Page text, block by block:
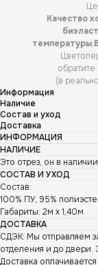
Качество
(в
Информация
Наличие
Состав и уход
Доставка
ИНФОРМАЦИЯ
НАЛИЧИЕ
Это отрез, он в
СОСТАВ И УХОД
Состав:
100% ПУ, 95%
Габариты: 2м х 1,40м
ДОСТАВКА
СДЭК: Мы отправляем
отделения и до двери.
Доставка